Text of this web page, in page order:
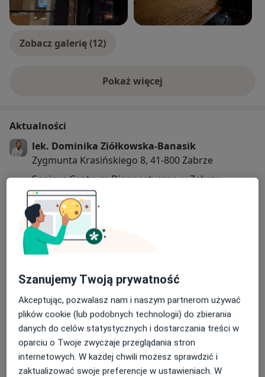
Zobacz galerię (12)
Pokaż więcejo doświadczeniu
Aktualności
lek. Dominika Ziółkowska-Banasik
Zygmunta Krasińskiego 8, 41-800 Zabrze
Sonicus Centrum Diagnostyczne w Zabrzu
oferuje prywatne konsultacje lekarskie, badania
diagnostyczne oraz wybrane zabiegi
ambulatoryjne.
Zakres usług placówki obejmuje konsultacje z
zakresu m.in.: alergologii, reumatologii,
estetycznej, urologii, ginekologii, kardiologii,
neurologii, neurochirurgii, ortopedii,
ultrasonografii, medycyny rodzinnej, leczenia
otyłości oraz rehabilitacji medycznej.
Na miejscu dostępna jest pracownia USG,
pracownia holterowska oraz możliwość
wykonania wybranych zabiegów.
Dowiedz się więcej
Szanujemy Twoją prywatność
Akceptując, pozwalasz nam i naszym partnerom używać
plików cookie (lub podobnych technologii) do zbierania
danych do celów statystycznych i dostarczania treści w
oparciu o Twoje zwyczaje przeglądania stron
internetowych. W każdej chwili możesz sprawdzić i
zaktualizować swoje preferencje w ustawieniach. W